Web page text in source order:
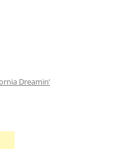
Dreamin‘